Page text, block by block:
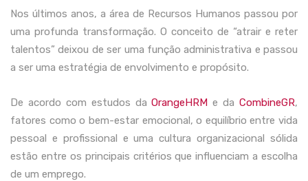
Nos últimos anos, a área de Recursos Humanos passou por
uma profunda transformação. O conceito de “atrair e reter
talentos” deixou de ser uma função administrativa e passou
a ser uma estratégia de envolvimento e propósito.
De acordo com estudos daOrangeHRM e da CombineGR,
fatores como o bem-estar emocional, o equilíbrio entre vida
pessoal e profissional e uma cultura organizacional sólida
estão entre os principais critérios que influenciam a escolha
de um emprego.